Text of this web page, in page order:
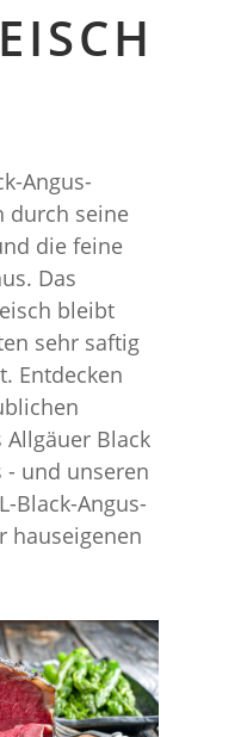
Angus-
durch seine
die feine
Das
bleibt
sehr saftig
Entdecken
Allgäuer Black
- und unseren
Black-Angus-
hauseigenen